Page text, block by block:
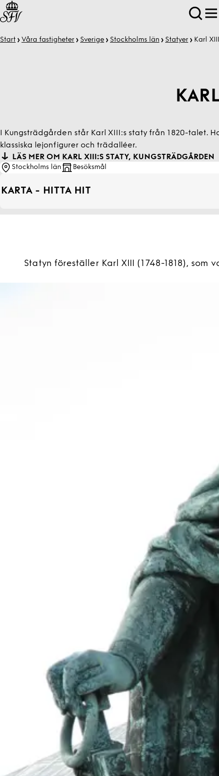
Start Våra fastigheter Sverige Stockholms län Statyer Karl
I Kungsträdgården står Karl XIII:s staty från 1820-talet.
klassiska lejonfigurer och trädalléer.
LÄS MER OM KARL XIII:S STATY, KUNGS­TRÄDGÅRDEN
Stockholms län Besöksmål
KARTA - HITTA HIT
Statyn föreställer Karl XIII (1748-1818),